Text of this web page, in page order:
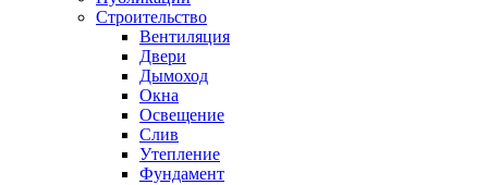
Строительство
Вентиляция
Двери
Дымоход
Окна
Освещение
Слив
Утепление
Фундамент